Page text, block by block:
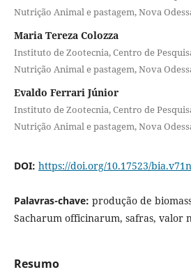
Nutrição Animal e pastagem, Nova
Maria Tereza Colozza
Instituto de Zootecnia, Centro de
Nutrição Animal e pastagem, Nova
Evaldo Ferrari Júnior
Instituto de Zootecnia, Centro de
Nutrição Animal e pastagem, Nova
DOI: https://doi.org/10.17523/
Palavras-chave: produção de
Sacharum officinarum, safras, valor
Resumo